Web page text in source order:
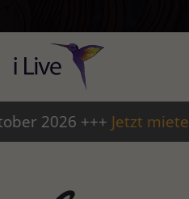
+++ Jetzt mieten!+++